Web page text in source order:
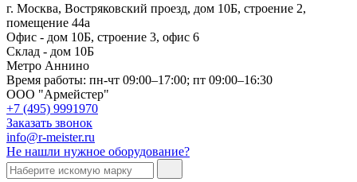
г. Москва, Востряковский проезд, дом 10Б, строение 2,
помещение 44а
Офис - дом 10Б, строение 3, офис 6
Склад - дом 10Б
Метро Аннино
Время работы: пн-чт 09:00–17:00; пт 09:00–16:30
ООО "Армейстер"
+7 (495) 9991970
Заказать звонок
info@r-meister.ru
Не нашли нужное оборудование?